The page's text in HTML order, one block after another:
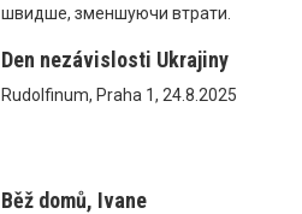
швидше, зменшуючи втрати.
Den nezávislosti Ukrajiny
Rudolfinum, Praha 1, 24.8.2025
Běž domů, Ivane